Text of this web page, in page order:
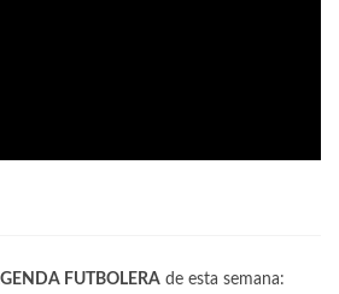
FUTBOLERAde esta semana: